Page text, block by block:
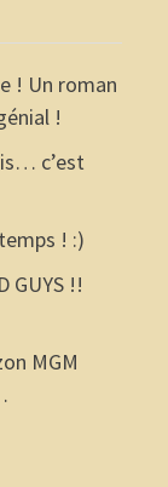
! Un roman
!
c’est
! :)
GUYS !!
MGM